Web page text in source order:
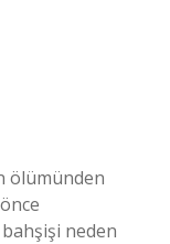
ölümünden
neden